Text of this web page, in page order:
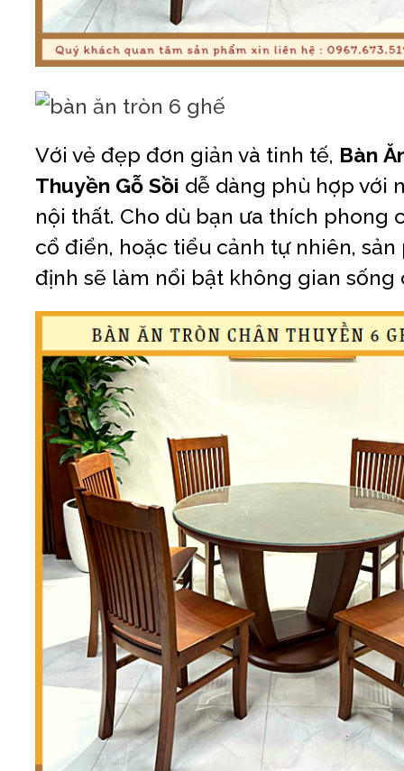
Với vẻ đẹp đơn giản và tinh tế, Bàn
Thuyền Gỗ Sồi dễ dàng phù hợp với
nội thất. Cho dù bạn ưa thích phong
cổ điển, hoặc tiểu cảnh tự nhiên,
định sẽ làm nổi bật không gian sống